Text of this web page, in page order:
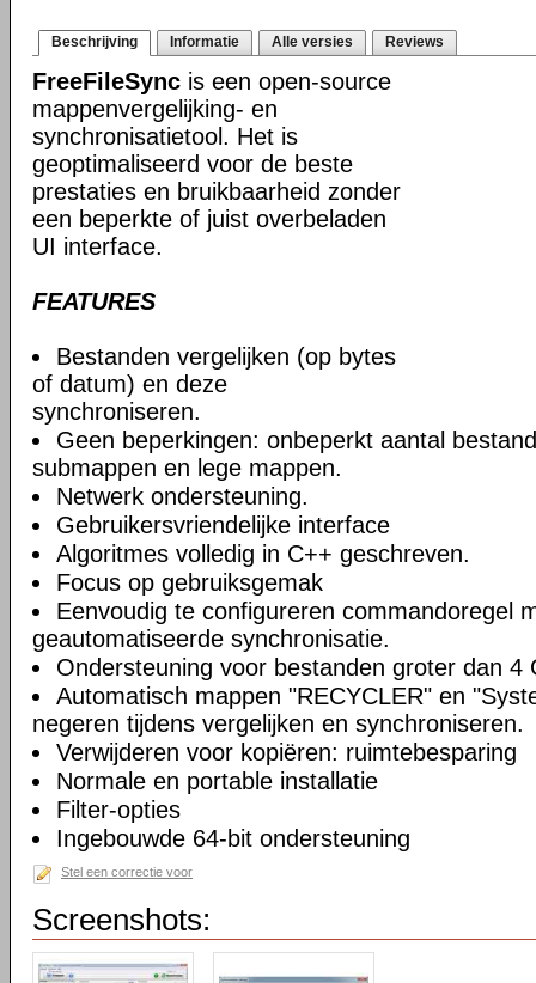
Beschrijving Informatie Alle versies Reviews
FreeFileSync is een open-source
mappenvergelijking- en
synchronisatietool. Het is
geoptimaliseerd voor de beste
prestaties en bruikbaarheid zonder
een beperkte of juist overbeladen
UI interface.
FEATURES
Bestanden vergelijken (op bytes
of datum) en deze
synchroniseren.
Geen beperkingen: onbeperkt aantal
submappen en lege mappen.
Netwerk ondersteuning.
Gebruikersvriendelijke interface
Algoritmes volledig in C++ geschreven.
Focus op gebruiksgemak
Eenvoudig te configureren commandoregel
geautomatiseerde synchronisatie.
Ondersteuning voor bestanden groter dan 4
Automatisch mappen "RECYCLER" en
negeren tijdens vergelijken en synchroniseren.
Verwijderen voor kopiëren: ruimtebesparing
Normale en portable installatie
Filter-opties
Ingebouwde 64-bit ondersteuning
Stel een correctie voor
Screenshots: